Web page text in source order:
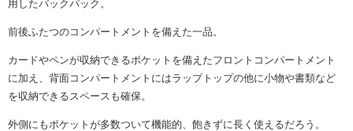
用したバックパック。
前後ふたつのコンパートメントを備えた一品。
カードやペンが収納できるポケットを備えたフロントコンパートメント
に加え、背面コンパートメントにはラップトップの他に小物や書類など
を収納できるスペースも確保。
外側にもポケットが多数ついて機能的、飽きずに長く使えるだろう。